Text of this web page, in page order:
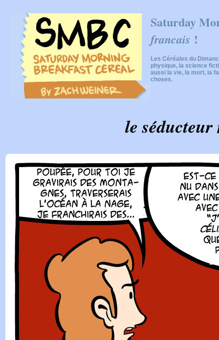
Saturday
francais !
Les Céréales du
physique, la science
aussi la vie, la mort, la
choses.
le